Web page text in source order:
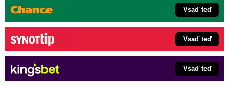
Vsaď teď
Vsaď teď
Vsaď teď